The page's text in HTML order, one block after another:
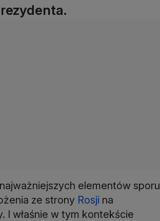
elementów sporu
ze strony Rosji na
I właśnie w tym kontekście